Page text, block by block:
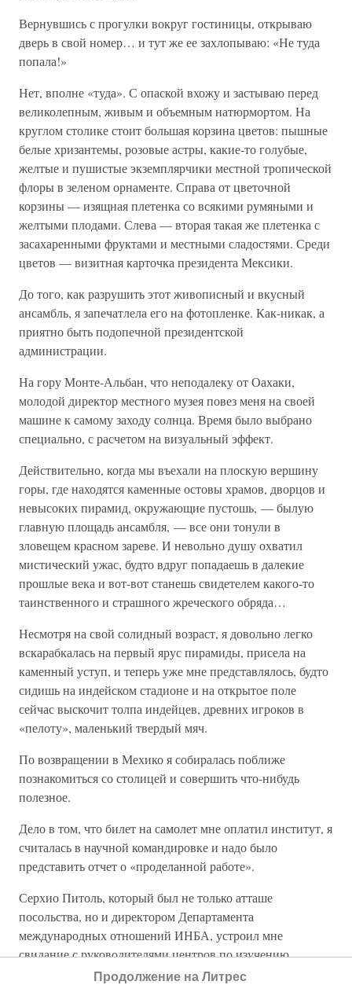
Вернувшись с прогулки вокруг гостиницы, открываю
дверь в свой номер… и тут же ее захлопываю: «Не туда
попала!»
Нет, вполне «туда». С опаской вхожу и застываю перед
великолепным, живым и объемным натюрмортом. На
круглом столике стоит большая корзина цветов: пышные
белые хризантемы, розовые астры, какие-то голубые,
желтые и пушистые экземплярчики местной тропической
флоры в зеленом орнаменте. Справа от цветочной
корзины — изящная плетенка со всякими румяными и
желтыми плодами. Слева — вторая такая же плетенка с
засахаренными фруктами и местными сладостями. Среди
цветов — визитная карточка президента Мексики.
До того, как разрушить этот живописный и вкусный
ансамбль, я запечатлела его на фотопленке. Как-никак, а
приятно быть подопечной президентской
администрации.
На гору Монте-Альбан, что неподалеку от Оахаки,
молодой директор местного музея повез меня на своей
машине к самому заходу солнца. Время было выбрано
специально, с расчетом на визуальный эффект.
Действительно, когда мы въехали на плоскую вершину
горы, где находятся каменные остовы храмов, дворцов и
невысоких пирамид, окружающие пустошь, — былую
главную площадь ансамбля, — все они тонули в
зловещем красном зареве. И невольно душу охватил
мистический ужас, будто вдруг попадаешь в далекие
прошлые века и вот-вот станешь свидетелем какого-то
таинственного и страшного жреческого обряда…
Несмотря на свой солидный возраст, я довольно легко
вскарабкалась на первый ярус пирамиды, присела на
каменный уступ, и теперь уже мне представлялось, будто
сидишь на индейском стадионе и на открытое поле
сейчас выскочит толпа индейцев, древних игроков в
«пелоту», маленький твердый мяч.
По возвращении в Мехико я собиралась поближе
познакомиться со столицей и совершить что-нибудь
полезное.
Дело в том, что билет на самолет мне оплатил институт, я
считалась в научной командировке и надо было
представить отчет о «проделанной работе».
Серхио Питоль, который был не только атташе
посольства, но и директором Департамента
международных отношений ИНБА, устроил мне
свидание с руководителями центров по изучению
народной культуры Мексики. После посещения Оахаки с
Продолжение на Литрес